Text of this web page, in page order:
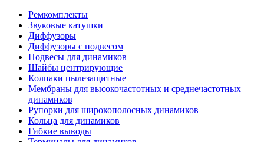
Ремкомплекты
Звуковые катушки
Диффузоры
Диффузоры с подвесом
Подвесы для динамиков
Шайбы центрирующие
Колпаки пылезащитные
Мембраны для высокочастотных и среднечастотных
динамиков
Рупорки для широкополосных динамиков
Кольца для динамиков
Гибкие выводы